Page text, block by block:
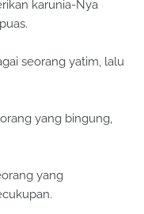
karunia-Nya
seorang yatim, lalu
yang bingung,
yang